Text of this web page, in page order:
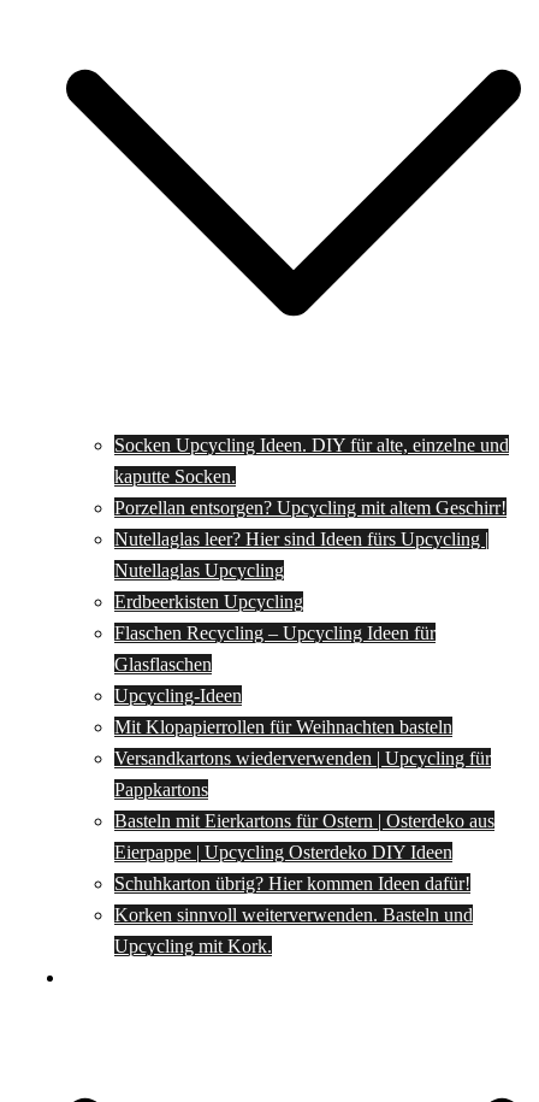
Socken Upcycling Ideen. DIY für alte, einzelne und
kaputte Socken.
Porzellan entsorgen? Upcycling mit altem Geschirr!
Nutellaglas leer? Hier sind Ideen fürs Upcycling |
Nutellaglas Upcycling
Erdbeerkisten Upcycling
Flaschen Recycling – Upcycling Ideen für
Glasflaschen
Upcycling-Ideen
Mit Klopapierrollen für Weihnachten basteln
Versandkartons wiederverwenden | Upcycling für
Pappkartons
Basteln mit Eierkartons für Ostern | Osterdeko aus
Eierpappe | Upcycling Osterdeko DIY Ideen
Schuhkarton übrig? Hier kommen Ideen dafür!
Korken sinnvoll weiterverwenden. Basteln und
Upcycling mit Kork.